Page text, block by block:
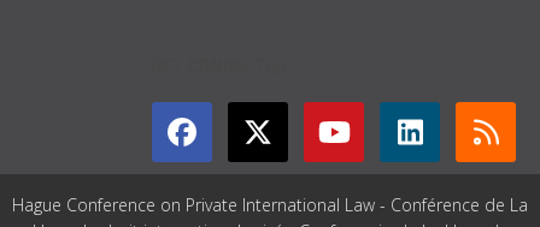
Hague Conference on Private International Law - Conférence de La